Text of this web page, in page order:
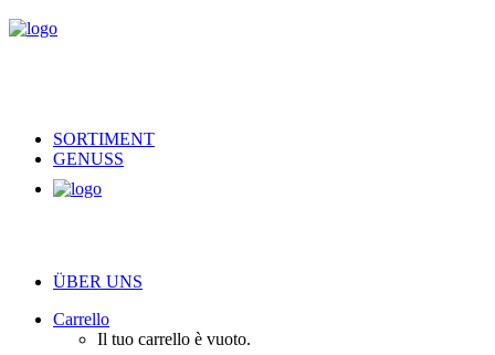
SORTIMENT
GENUSS
ÜBER UNS
Carrello
Il tuo carrello è vuoto.